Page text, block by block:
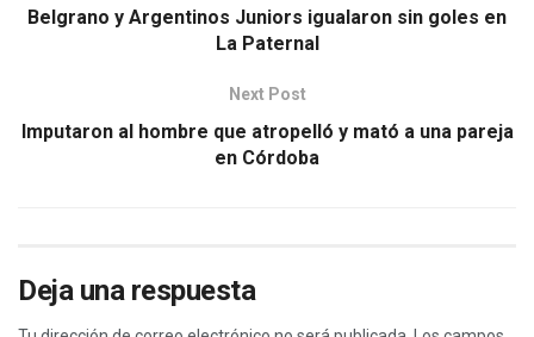
Belgrano y Argentinos Juniors igualaron sin goles en
La Paternal
Next Post
Imputaron al hombre que atropelló y mató a una pareja
en Córdoba
Deja una respuesta